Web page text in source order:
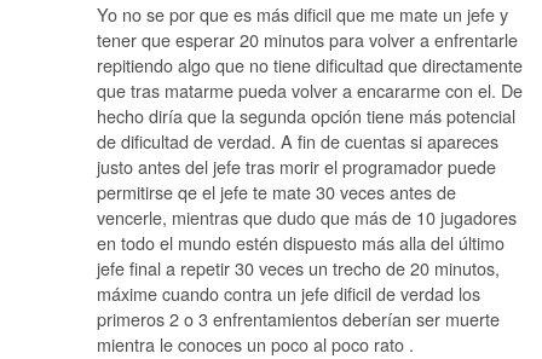
Yo no se por que es más dificil que me mate un jefe y
tener que esperar 20 minutos para volver a enfrentarle
repitiendo algo que no tiene dificultad que directamente
que tras matarme pueda volver a encararme con el. De
hecho diría que la segunda opción tiene más potencial
de dificultad de verdad. A fin de cuentas si apareces
justo antes del jefe tras morir el programador puede
permitirse qe el jefe te mate 30 veces antes de
vencerle, mientras que dudo que más de 10 jugadores
en todo el mundo estén dispuesto más alla del último
jefe final a repetir 30 veces un trecho de 20 minutos,
máxime cuando contra un jefe dificil de verdad los
primeros 2 o 3 enfrentamientos deberían ser muerte
mientra le conoces un poco al poco rato .